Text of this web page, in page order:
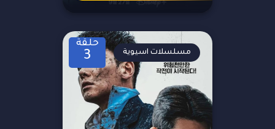
حلقة
3 مسلسلات اسيوية